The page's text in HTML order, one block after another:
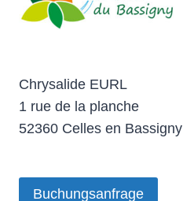
Chrysalide EURL
1 rue de la planche
52360 Celles en Bassigny
Buchungsanfrage